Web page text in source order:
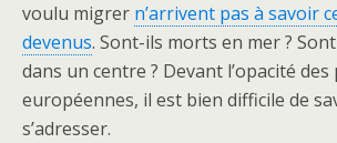
voulu migrer n’arrivent pas à savoir
devenus. Sont-ils morts en mer ?
dans un centre ? Devant l’opacité
européennes, il est bien difficile de
s’adresser.